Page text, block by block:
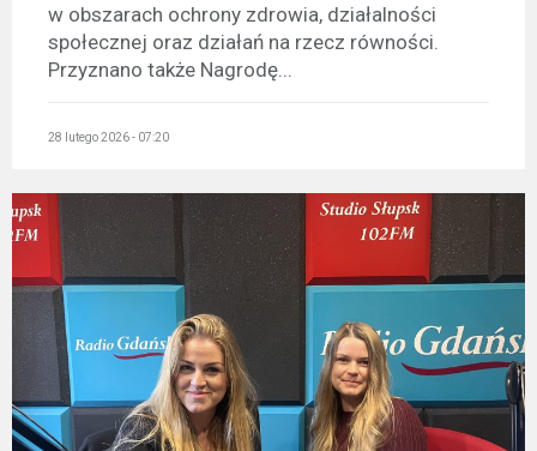
w obszarach ochrony zdrowia, działalności
społecznej oraz działań na rzecz równości.
Przyznano także Nagrodę...
28 lutego 2026 - 07:20